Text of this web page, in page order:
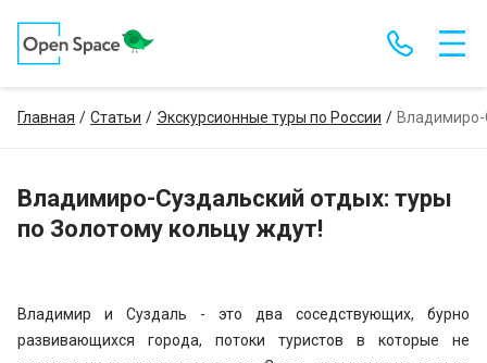
Главная Статьи Экскурсионные туры по России Владимиро-
Владимиро-Суздальский отдых: туры
по Золотому кольцу ждут!
Владимир и Суздаль - это два соседствующих, бурно
развивающихся города, потоки туристов в которые не